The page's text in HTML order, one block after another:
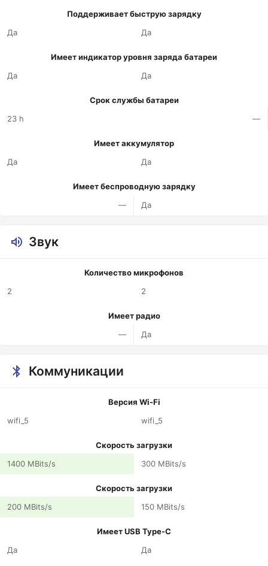
Поддерживает быструю зарядку
Да
Да
Имеет индикатор уровня заряда батареи
Да
Да
Срок службы батареи
23 h
—
Имеет аккумулятор
Да
Да
Имеет беспроводную зарядку
—
Да
Звук
Количество микрофонов
2
2
Имеет радио
—
Да
Коммуникации
Версия Wi-Fi
wifi_5
wifi_5
Скорость загрузки
1400 MBits/s
300 MBits/s
Скорость загрузки
200 MBits/s
150 MBits/s
Имеет USB Type-C
Да
Да